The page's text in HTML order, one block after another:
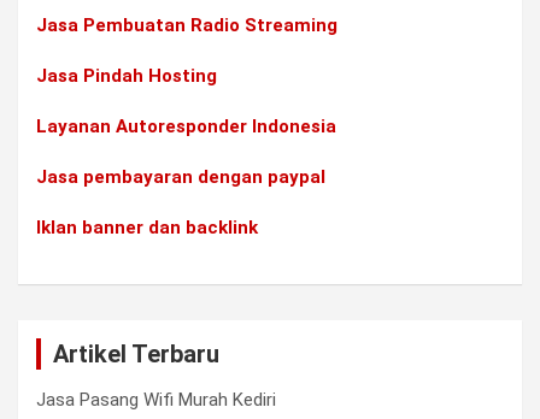
Jasa Pembuatan Radio Streaming
Jasa Pindah Hosting
Layanan Autoresponder Indonesia
Jasa pembayaran dengan paypal
Iklan banner dan backlink
Artikel Terbaru
Jasa Pasang Wifi Murah Kediri